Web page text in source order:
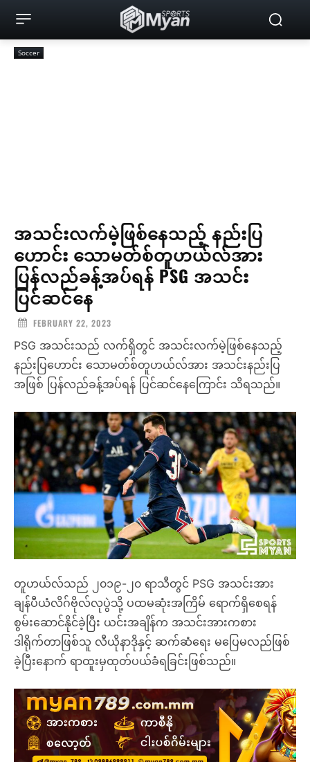
Soccer
အသင်းလက်မဲ့ဖြစ်နေသည့် နည်းပြ
ဟောင်း သောမတ်စ်တူဟယ်လ်အား
ပြန်လည်ခန့်အပ်ရန် PSG အသင်း
ပြင်ဆင်နေ
FEBRUARY 22, 2023
PSG အသင်းသည် လက်ရှိတွင် အသင်းလက်မဲ့ဖြစ်နေသည့်
နည်းပြဟောင်း သောမတ်စ်တူဟယ်လ်အား အသင်းနည်းပြ
အဖြစ် ပြန်လည်ခန့်အပ်ရန် ပြင်ဆင်နေကြောင်း သိရသည်။
တူဟယ်လ်သည် ၂၀၁၉-၂၀ ရာသီတွင် PSG အသင်းအား
ချန်ပီယံလိဂ်ဗိုလ်လုပွဲသို့ ပထမဆုံးအကြိမ် ရောက်ရှိစေရန်
စွမ်းဆောင်နိုင်ခဲ့ပြီး ယင်းအချိန်က အသင်းအားကစား
ဒါရိုက်တာဖြစ်သူ လီယိုနာဒိုနှင့် ဆက်ဆံရေး မပြေမလည်ဖြစ်
ခဲ့ပြီးနောက် ရာထူးမှထုတ်ပယ်ခံရခြင်းဖြစ်သည်။